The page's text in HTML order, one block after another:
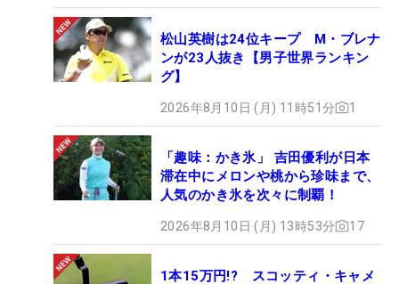
松山英樹は24位キープ M・ブレナ
ンが23人抜き【男子世界ランキン
グ】
2026年8月10日 (月) 11時51分 1
「趣味：かき氷」 吉田優利が日本
滞在中にメロンや桃から珍味まで、
人気のかき氷を次々に制覇！
2026年8月10日 (月) 13時53分 17
1本15万円!? スコッティ・キャメ